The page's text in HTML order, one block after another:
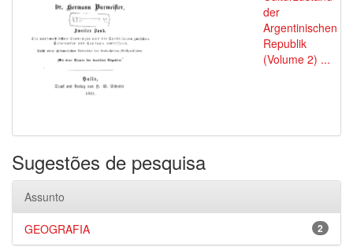
der
Argentinischen
Republik
(Volume 2) ...
Sugestões de pesquisa
Assunto
2
GEOGRAFIA